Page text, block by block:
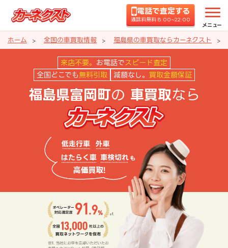
電話で査定する
通話料無料 8:00~22:00
メニュー
ホーム 全国の車買取情報 福島県の車買取ならカーネクスト
福島県富岡町の車買取ならカー
来店不要。 お電話で スピード査定
全国どこでも 無料引取 減額なし。 買取金額保証
福島県富岡町の 車買取なら